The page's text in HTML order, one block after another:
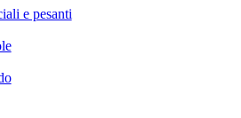
e pesanti